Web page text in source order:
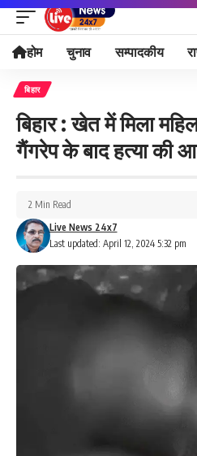
होम चुनाव सम्पादकीय
बिहार
बिहार : खेत में मिला
गैंगरेप के बाद हत्या की
Last updated: April 12, 2024 5:32 pm
Live News 24x7
2 Min Read